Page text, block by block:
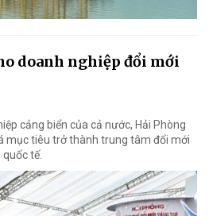
doanh nghiệp đổi mới
cảng biển của cả nước, Hải Phòng
mục tiêu trở thành trung tâm đổi mới
tế.